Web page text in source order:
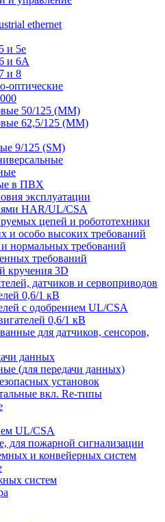
ethernet
и 5е
и 6A
и 8
оптические
50/125 (ММ)
62,5/125 (ММ)
9/125 (SM)
в ПВХ
эксплуатации
HAR/UL/CSA
цепей и робототехники
и особо высоких требований
нормальных требований
требований
кручения 3D
датчиков и сервоприводов
0,6/1 кВ
с одобрением UL/CSA
0,6/1 кВ
для датчиков, cенсоров,
данных
(для передачи данных)
установок
вкл. Re-типы
UL/CSA
для пожарной сигнализации
и конвейерных систем
систем